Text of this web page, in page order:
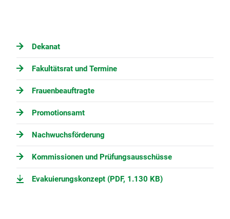
Dekanat
Fakultätsrat und Termine
Frauenbeauftragte
Promotionsamt
Nachwuchsförderung
Kommissionen und Prüfungsausschüsse
Evakuierungskonzept (PDF, 1.130 KB)